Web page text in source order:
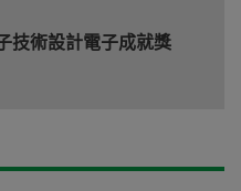
技術設計電子成就獎